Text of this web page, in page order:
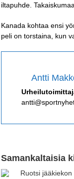
iltapuhde.
Kanada kohtaa ensi
peli on torstaina, kun
Antti
Samankaltaisia